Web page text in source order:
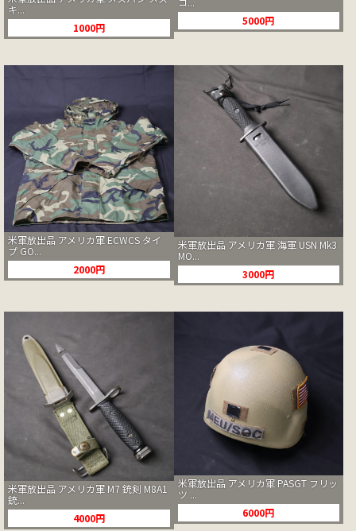
キ...
1000円
5000円
米軍放出品 アメリカ軍 ECWCS タイ
プ GO...
2000円
米軍放出品 アメリカ軍 海軍 USN Mk3
MO...
3000円
米軍放出品 アメリカ軍 M7 銃剣 M8A1
銃...
4000円
米軍放出品 アメリカ軍 PASGT フリッ
ツ ...
6000円